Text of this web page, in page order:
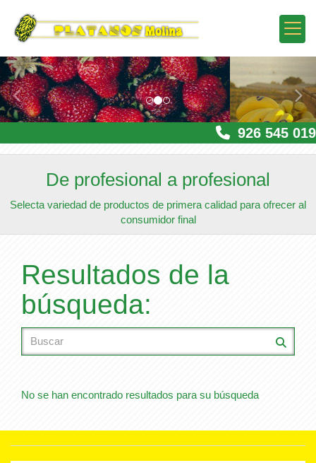
prev
926 545 019
De profesional a profesional
Selecta variedad de productos de primera calidad para ofrecer al
consumidor final
Resultados de la
búsqueda:
No se han encontrado resultados para su búsqueda